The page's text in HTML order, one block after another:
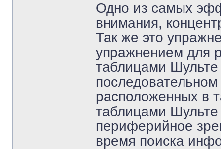
Одно из самых
внимания,
Так же это
упражнением для
таблицами
расположенных в
таблицами
периферийное
время поиска